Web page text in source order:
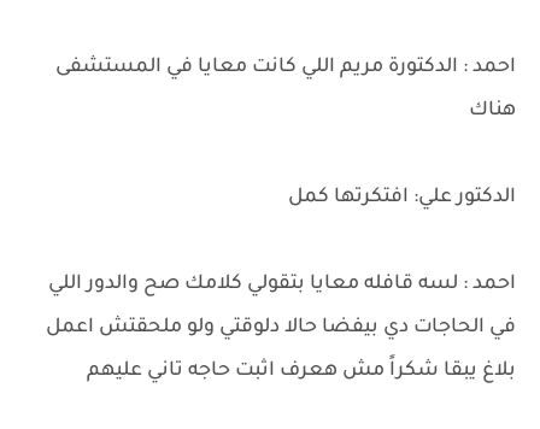
احمد : الدكتورة مريم اللي كانت معايا في المستشفى
هناك
الدكتور علي: افتكرتها كمل
احمد : لسه قافله معايا بتقولي كلامك صح والدور اللي
في الحاجات دي بيفضا حالا دلوقتي ولو ملحقتش اعمل
بلاغ يبقا شكراً مش هعرف اثبت حاجه تاني عليهم